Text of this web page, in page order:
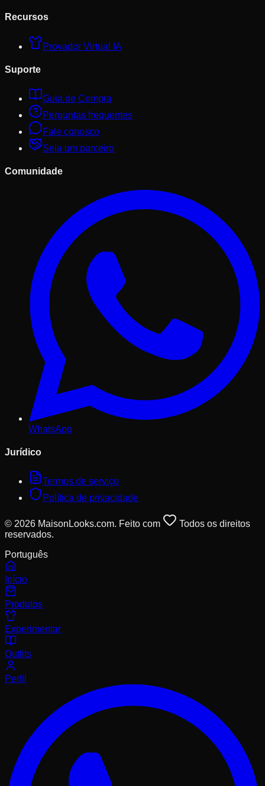
Recursos
Provador Virtual IA
Suporte
Guia de Compra
Perguntas frequentes
Fale conosco
Seja um parceiro
Comunidade
WhatsApp
Jurídico
Termos de serviço
Política de privacidade
© 2026 MaisonLooks.com. Feito com
Todos os direitos
reservados.
Português
Início
Produtos
Experimentar
Outfits
Perfil